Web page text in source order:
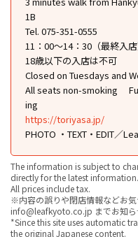
1B
Tel. 075-351-0555
11：00〜14：30（最終入
18歳以下の入店は不可
Closed on Tuesdays and
All seats non-smoking
ing
https://toriyasa.jp/
PHOTO ・TEXT・EDIT／
The information is subject to
directly for the latest information.
All prices include tax.
※内容の誤りや閉店情報などお気
info@leafkyoto.co.jp までお知ら
*Since this site uses automatic
the original Japanese content.